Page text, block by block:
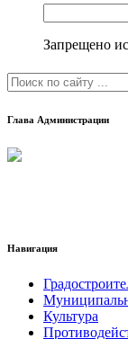
Запрещено
Глава Администрации
Навигация
Культура